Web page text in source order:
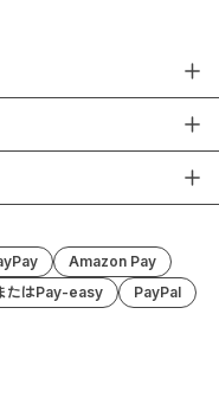
Amazon Pay
たはPay-easy PayPal